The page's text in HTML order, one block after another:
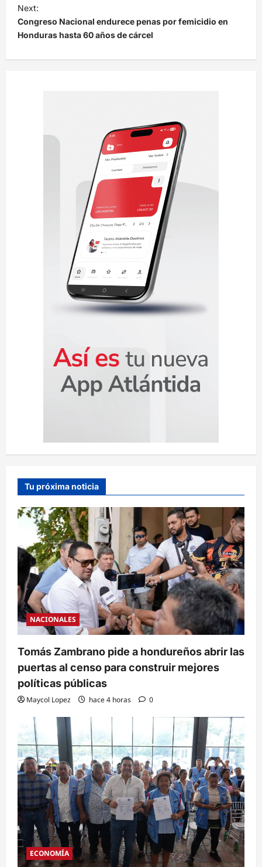
e
g
a
c
Next:
Congreso Nacional endurece penas por femicidio en
Honduras hasta 60 años de cárcel
Tu próxima noticia
NACIONALES
Tomás Zambrano pide a hondureños abrir las
puertas al censo para construir mejores
políticas públicas
Maycol Lopez hace 4 horas 0
ECONOMÍA